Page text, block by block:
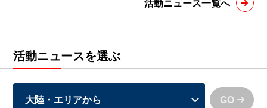
活動ニュース一覧へ
活動ニュースを選ぶ
GO